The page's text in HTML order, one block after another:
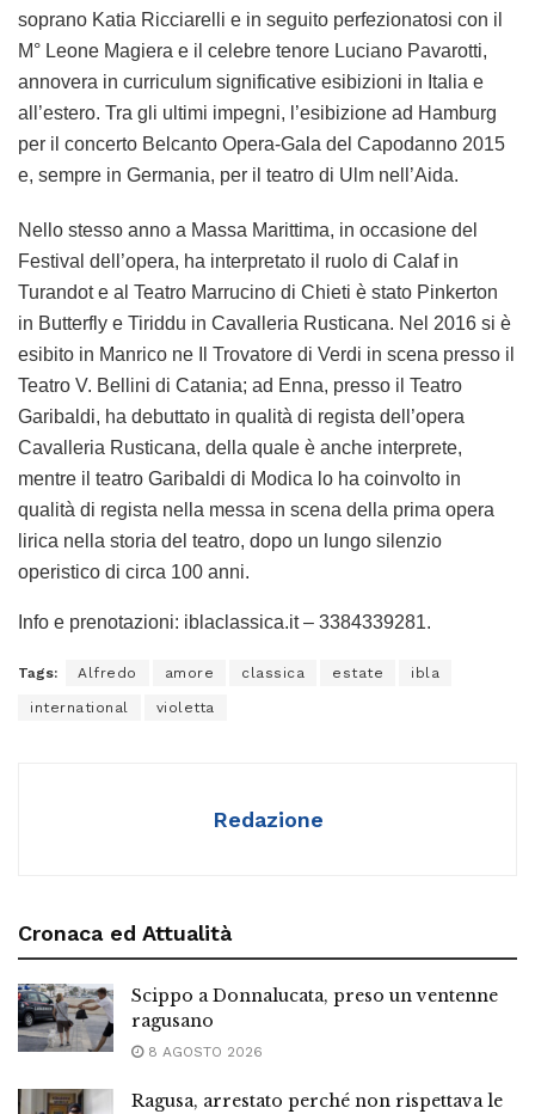
soprano Katia Ricciarelli e in seguito perfezionatosi con il
M° Leone Magiera e il celebre tenore Luciano Pavarotti,
annovera in curriculum significative esibizioni in Italia e
all’estero. Tra gli ultimi impegni, l’esibizione ad Hamburg
per il concerto Belcanto Opera-Gala del Capodanno 2015
e, sempre in Germania, per il teatro di Ulm nell’Aida.
Nello stesso anno a Massa Marittima, in occasione del
Festival dell’opera, ha interpretato il ruolo di Calaf in
Turandot e al Teatro Marrucino di Chieti è stato Pinkerton
in Butterfly e Tiriddu in Cavalleria Rusticana. Nel 2016 si è
esibito in Manrico ne Il Trovatore di Verdi in scena presso il
Teatro V. Bellini di Catania; ad Enna, presso il Teatro
Garibaldi, ha debuttato in qualità di regista dell’opera
Cavalleria Rusticana, della quale è anche interprete,
mentre il teatro Garibaldi di Modica lo ha coinvolto in
qualità di regista nella messa in scena della prima opera
lirica nella storia del teatro, dopo un lungo silenzio
operistico di circa 100 anni.
Info e prenotazioni: iblaclassica.it – 3384339281.
Tags: Alfredo amore classica estate ibla
international violetta
Redazione
Cronaca ed Attualità
Scippo a Donnalucata, preso un ventenne
ragusano
8 AGOSTO 2026
Ragusa, arrestato perché non rispettava le